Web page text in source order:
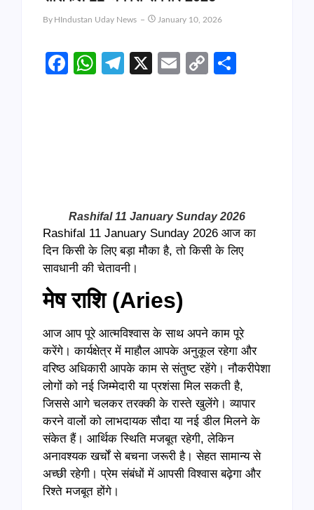
By HIndustan Uday News January 10, 2026
Facebook
WhatsApp
Telegram
X EmailCopy
Rashifal 11 January Sunday 2026
Rashifal 11 January Sunday 2026 आज का
दिन किसी के लिए बड़ा मौका है, तो किसी के लिए
सावधानी की चेतावनी।
मेष राशि (Aries)
आज आप पूरे आत्मविश्वास के साथ अपने काम पूरे
करेंगे। कार्यक्षेत्र में माहौल आपके अनुकूल रहेगा और
वरिष्ठ अधिकारी आपके काम से संतुष्ट रहेंगे। नौकरीपेशा
लोगों को नई जिम्मेदारी या प्रशंसा मिल सकती है,
जिससे आगे चलकर तरक्की के रास्ते खुलेंगे। व्यापार
करने वालों को लाभदायक सौदा या नई डील मिलने के
संकेत हैं। आर्थिक स्थिति मजबूत रहेगी, लेकिन
अनावश्यक खर्चों से बचना जरूरी है। सेहत सामान्य से
अच्छी रहेगी। प्रेम संबंधों में आपसी विश्वास बढ़ेगा और
रिश्ते मजबूत होंगे।